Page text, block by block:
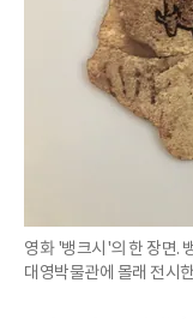
영화 '뱅크시'의 한 장면.
대영박물관에 몰래 전시